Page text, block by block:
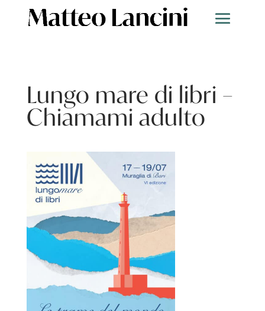
Lungo mare di libri –
Chiamami adulto